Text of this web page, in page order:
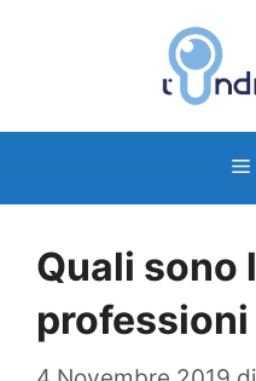
Quali sono
professioni